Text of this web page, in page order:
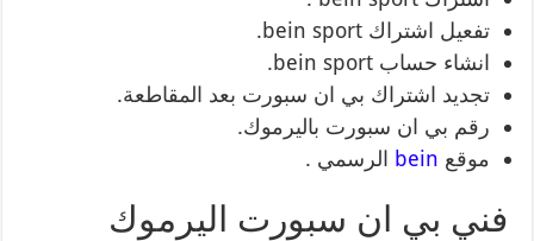
تفعيل اشتراك bein sport.
انشاء حساب bein sport.
تجديد اشتراك بي ان سبورت بعد المقاطعة.
رقم بي ان سبورت باليرموك.
موقع bein الرسمي .
فني بي ان سبورت اليرموك